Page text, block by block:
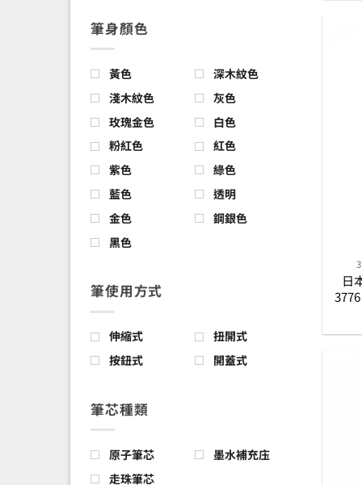
筆身顏色
黃色
深木紋色
淺木紋色
灰色
玫瑰金色
白色
粉紅色
紅色
紫色
綠色
藍色
透明
金色
鋼銀色
黑色
筆使用方式
伸縮式
扭開式
按鈕式
開蓋式
筆芯種類
原子筆芯
墨水補充庒
走珠筆芯
日
璐